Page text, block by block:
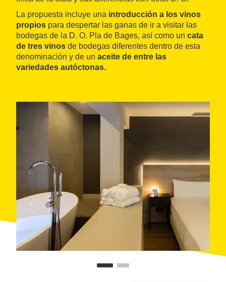
La propuesta incluye una introducción a los vinos
propios para despertar las ganas de ir a visitar las
bodegas de la D. O. Pla de Bages, así como un cata
de tres vinos de bodegas diferentes dentro de esta
denominación y de un aceite de entre las
variedades autóctonas.